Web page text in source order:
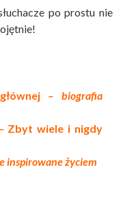
po prostu nie
– biografia
Zbyt wiele i nigdy
inspirowane życiem